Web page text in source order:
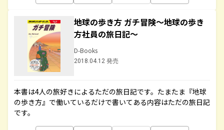
地球の歩き方 ガチ冒険～地球の歩き
方社員の旅日記～
D-Books
2018.04.12 発売
本書は4人の旅好きによるただの旅日記です。たまたま『地球
の歩き方』で働いているだけで書いてある内容はただの旅日記
です。